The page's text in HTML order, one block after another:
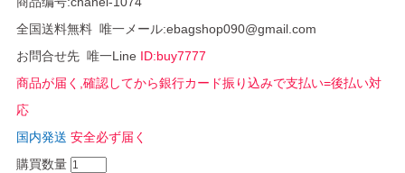
全国送料無料 唯一メール:ebagshop090@gmail.com
お問合せ先 唯一Line ID:buy7777
商品が届く,確認してから銀行カード振り込みで支払い=後払い対
応
国内発送 安全必ず届く
購買数量